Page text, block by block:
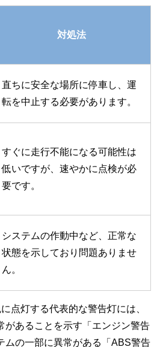
対処法
直ちに安全な場所に停車し、運
転を中止する必要があります。
すぐに走行不能になる可能性は
低いですが、速やかに点検が必
要です。
システムの作動中など、正常な
状態を示しており問題ありませ
ん。
点灯する代表的な警告灯には、
があることを示す「エンジン警告
ムの一部に異常がある「ABS警告